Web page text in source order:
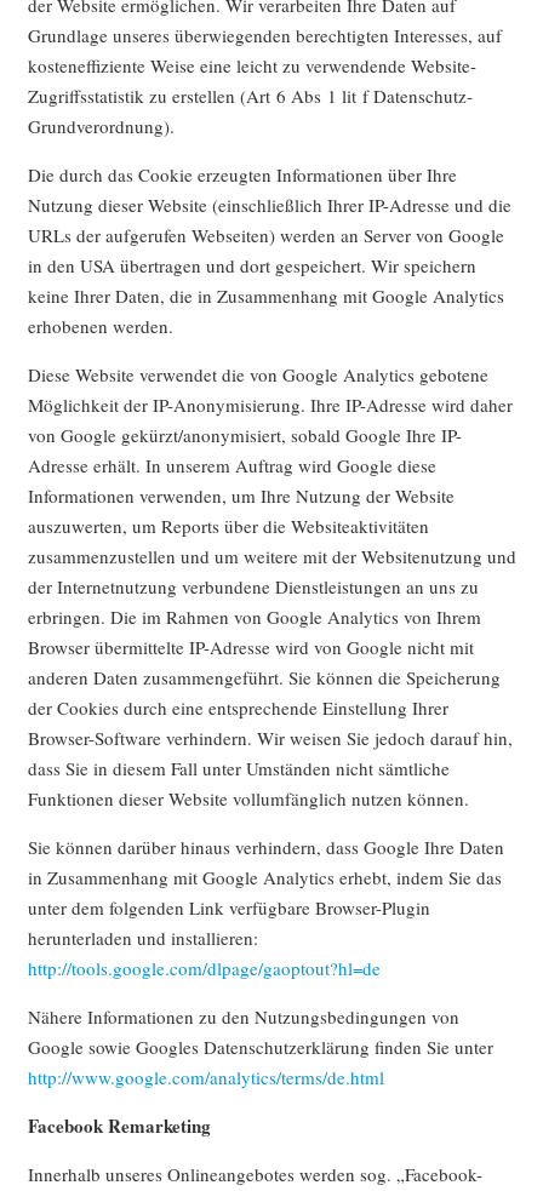
der Website ermöglichen. Wir verarbeiten Ihre Daten auf
Grundlage unseres überwiegenden berechtigten Interesses, auf
kosteneffiziente Weise eine leicht zu verwendende Website-
Zugriffsstatistik zu erstellen (Art 6 Abs 1 lit f Datenschutz-
Grundverordnung).
Die durch das Cookie erzeugten Informationen über Ihre
Nutzung dieser Website (einschließlich Ihrer IP-Adresse und die
URLs der aufgerufen Webseiten) werden an Server von Google
in den USA übertragen und dort gespeichert. Wir speichern
keine Ihrer Daten, die in Zusammenhang mit Google Analytics
erhobenen werden.
Diese Website verwendet die von Google Analytics gebotene
Möglichkeit der IP-Anonymisierung. Ihre IP-Adresse wird daher
von Google gekürzt/anonymisiert, sobald Google Ihre IP-
Adresse erhält. In unserem Auftrag wird Google diese
Informationen verwenden, um Ihre Nutzung der Website
auszuwerten, um Reports über die Websiteaktivitäten
zusammenzustellen und um weitere mit der Websitenutzung und
der Internetnutzung verbundene Dienstleistungen an uns zu
erbringen. Die im Rahmen von Google Analytics von Ihrem
Browser übermittelte IP-Adresse wird von Google nicht mit
anderen Daten zusammengeführt. Sie können die Speicherung
der Cookies durch eine entsprechende Einstellung Ihrer
Browser-Software verhindern. Wir weisen Sie jedoch darauf hin,
dass Sie in diesem Fall unter Umständen nicht sämtliche
Funktionen dieser Website vollumfänglich nutzen können.
Sie können darüber hinaus verhindern, dass Google Ihre Daten
in Zusammenhang mit Google Analytics erhebt, indem Sie das
unter dem folgenden Link verfügbare Browser-Plugin
herunterladen und installieren:
http://tools.google.com/dlpage/gaoptout?hl=de
Nähere Informationen zu den Nutzungsbedingungen von
Google sowie Googles Datenschutzerklärung finden Sie unter
http://www.google.com/analytics/terms/de.html
Facebook Remarketing
Innerhalb unseres Onlineangebotes werden sog. „Facebook-